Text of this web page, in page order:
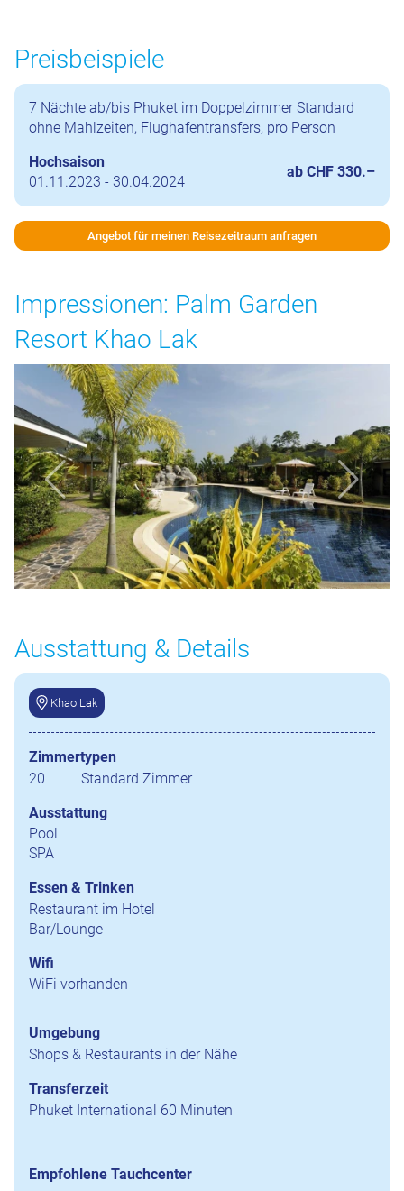
Preisbeispiele
7 Nächte ab/bis Phuket im Doppelzimmer Standard
ohne Mahlzeiten, Flughafentransfers, pro Person
Hochsaison
01.11.2023 - 30.04.2024
ab CHF 330.–
Angebot für meinen Reisezeitraum anfragen
Impressionen: Palm Garden
Resort Khao Lak
Ausstattung & Details
Khao Lak
Zimmertypen
20
Standard Zimmer
Ausstattung
Pool
SPA
Essen & Trinken
Restaurant im Hotel
Bar/Lounge
Wifi
WiFi vorhanden
Umgebung
Shops & Restaurants in der Nähe
Transferzeit
Phuket International 60 Minuten
Empfohlene Tauchcenter